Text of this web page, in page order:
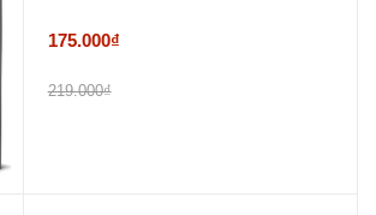
175.000₫
219.000₫